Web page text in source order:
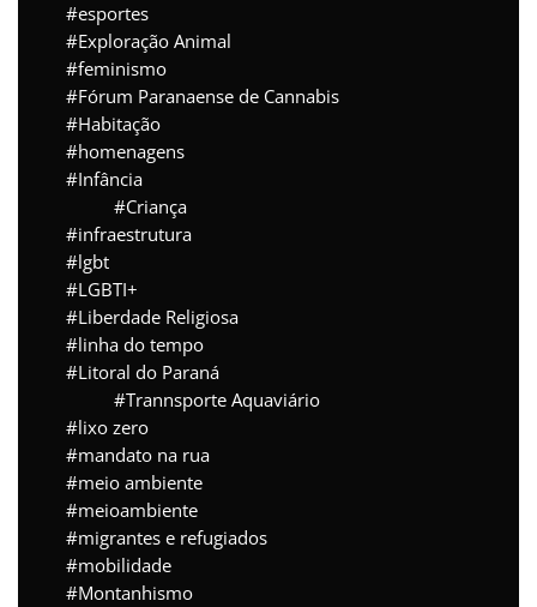
esportes
Exploração Animal
feminismo
Fórum Paranaense de Cannabis
Habitação
homenagens
Infância
Criança
infraestrutura
lgbt
LGBTI+
Liberdade Religiosa
linha do tempo
Litoral do Paraná
Trannsporte Aquaviário
lixo zero
mandato na rua
meio ambiente
meioambiente
migrantes e refugiados
mobilidade
Montanhismo